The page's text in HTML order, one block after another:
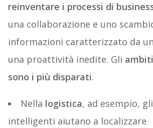
reinventare i processi di
una collaborazione e uno
informazioni caratterizzato da
una proattività inedite. Gli
sono i più disparati.
Nella logistica, ad esempio,
intelligenti aiutano a localizzare